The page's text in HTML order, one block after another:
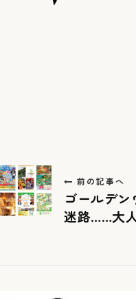
前の記事へ
ゴールデ
迷路……大